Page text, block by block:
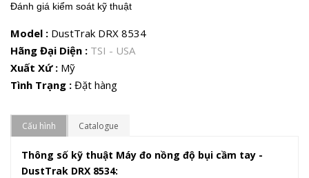
Đánh giá kiểm soát kỹ thuật
Model : DustTrak DRX 8534
Hãng Đại Diện : TSI - USA
Xuất Xứ : Mỹ
Tình Trạng : Đặt hàng
Cấu hình Catalogue
Thông số kỹ thuật Máy đo nồng độ bụi cầm tay -
DustTrak DRX 8534: